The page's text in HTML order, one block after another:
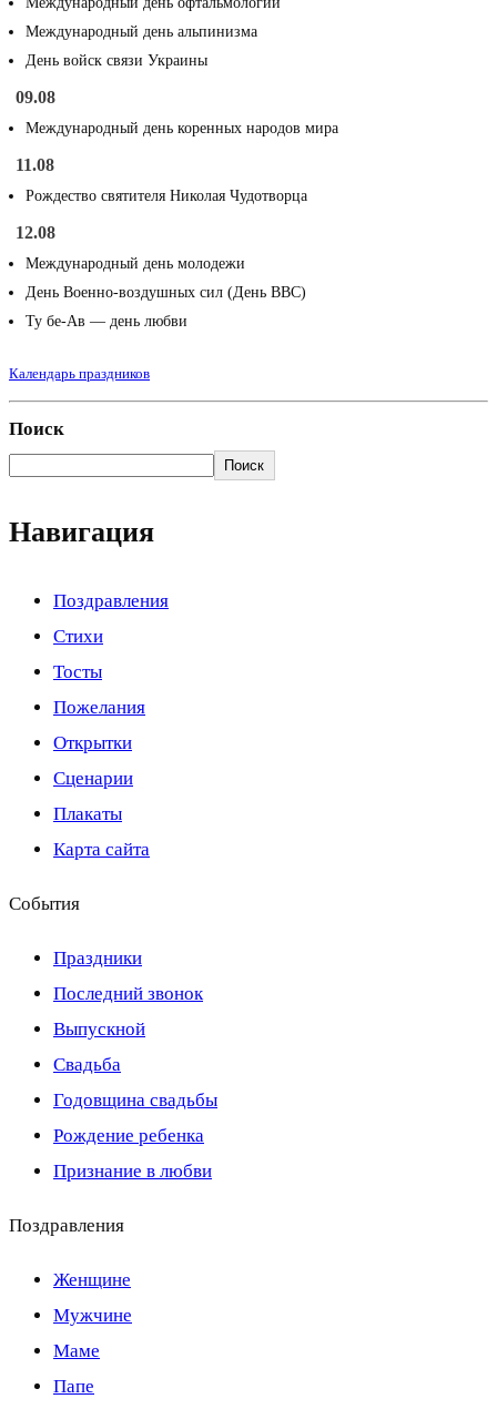
Международный день альпинизма
День войск связи Украины
09.08
Международный день коренных народов мира
11.08
Рождество святителя Николая Чудотворца
12.08
Международный день молодежи
День Военно-воздушных сил (День ВВС)
Ту бе-Ав — день любви
Календарь праздников
Поиск
Поиск
Навигация
Поздравления
Стихи
Тосты
Пожелания
Открытки
Сценарии
Плакаты
Карта сайта
События
Праздники
Последний звонок
Выпускной
Свадьба
Годовщина свадьбы
Рождение ребенка
Признание в любви
Поздравления
Женщине
Мужчине
Маме
Папе